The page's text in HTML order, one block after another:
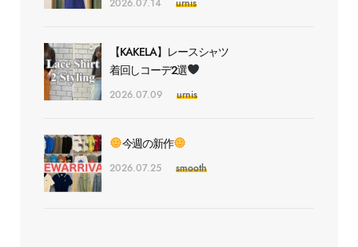
2026.07.14 urnis
【KAKELA】レースシャツ
着回しコーデ2選
2026.07.09 urnis
今週の新作
2026.07.25 smooth